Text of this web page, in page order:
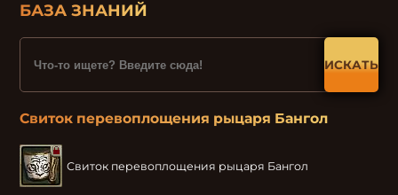
БАЗА ЗНАНИЙ
ИСКАТЬ
Свиток перевоплощения рыцаря Бангол
Свиток перевоплощения рыцаря Бангол